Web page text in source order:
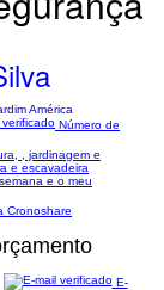
América
Número de
, jardinagem e
e escavadeira
e o meu
Cronoshare
E-